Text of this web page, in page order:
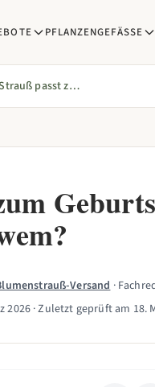
PFLANZENGEFÄSSE
Blumen zum Geburtstag - Welcher Strauß passt zu wem?
Versand ·
2026 · Zuletzt geprüft am 18.